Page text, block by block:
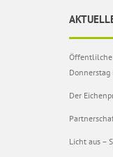
Öffentlilche
Donnerstag
Der
Licht aus –